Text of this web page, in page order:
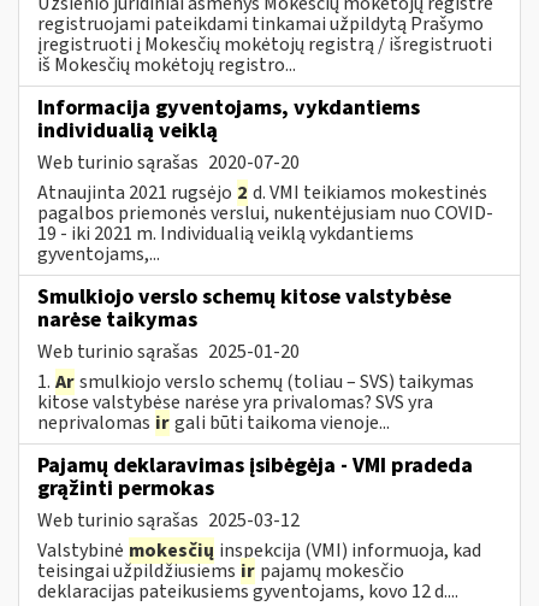
registruojami pateikdami tinkamai užpildytą Prašymo
įregistruoti į Mokesčių mokėtojų registrą / išregistruoti
iš Mokesčių mokėtojų registro...
Informacija gyventojams, vykdantiems
individualią veiklą
Web turinio sąrašas 2020-07-20
Atnaujinta 2021 rugsėjo 2 d. VMI teikiamos mokestinės
pagalbos priemonės verslui, nukentėjusiam nuo COVID-
19 - iki 2021 m. Individualią veiklą vykdantiems
gyventojams,...
Smulkiojo verslo schemų kitose valstybėse
narėse taikymas
Web turinio sąrašas 2025-01-20
1. Arsmulkiojo verslo schemų (toliau – SVS) taikymas
kitose valstybėse narėse yra privalomas? SVS yra
neprivalomas irgali būti taikoma vienoje...
Pajamų deklaravimas įsibėgėja - VMI pradeda
grąžinti permokas
Web turinio sąrašas 2025-03-12
Valstybinė mokesčių inspekcija (VMI) informuoja, kad
teisingai užpildžiusiems ir pajamų mokesčio
deklaracijas pateikusiems gyventojams, kovo 12 d....